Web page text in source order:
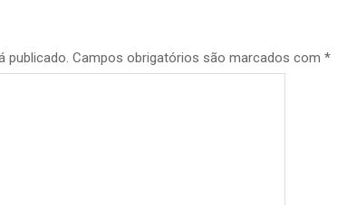
publicado. Campos obrigatórios são marcados com *